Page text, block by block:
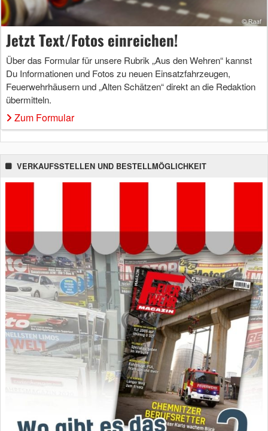
Jetzt Text/Fotos einreichen!
Über das Formular für unsere Rubrik „Aus den Wehren“ kannst
Du Informationen und Fotos zu neuen Einsatzfahrzeugen,
Feuerwehrhäusern und „Alten Schätzen“ direkt an die Redaktion
übermitteln.
Zum Formular
VERKAUFSSTELLEN UND BESTELLMÖGLICHKEIT